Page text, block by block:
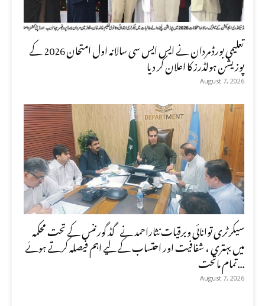
تعلیمی بورڈ مردان نے ایس ایس سی سالانہ اول امتحان 2026 کے
پوزیشن ہولڈرز کا اعلان کر دیا
August 7, 2026
سیکرٹری توانائی وبرقیات نثاراحمد نے گڈ گورننس کے تحت محکمہ
میں بہتری ، شفافیت اور احتساب کے لیے اہم فیصلہ کرتے ہوئے
تمام ماتحت...
August 7, 2026